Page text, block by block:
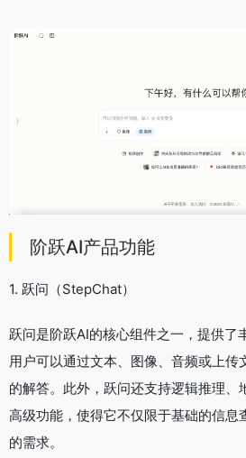
阶跃AI产品功能
1. 跃问（StepChat）
跃问是阶跃AI的核心组件之一，提供了
用户可以通过文本、图像、音频或上传
的解答。此外，跃问还支持逻辑推理、
高级功能，使得它不仅限于基础的信息
的需求。